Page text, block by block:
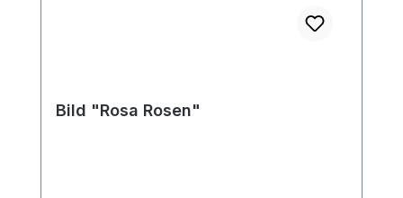
Bild "Rosa Rosen"